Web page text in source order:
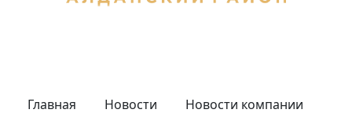
Главная Новости Новости компании